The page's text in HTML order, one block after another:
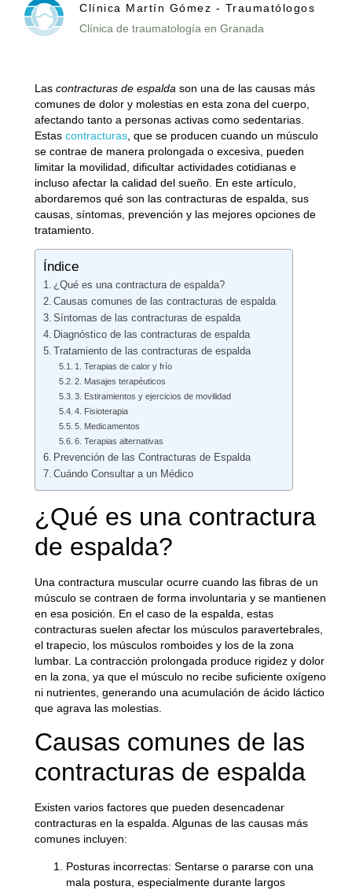
Clínica Martín Gómez - Traumatólogos
Clínica de traumatología en Granada
Las contracturas de espalda son una de las causas más
comunes de dolor y molestias en esta zona del cuerpo,
afectando tanto a personas activas como sedentarias.
Estas contracturas, que se producen cuando un músculo
se contrae de manera prolongada o excesiva, pueden
limitar la movilidad, dificultar actividades cotidianas e
incluso afectar la calidad del sueño. En este artículo,
abordaremos qué son las contracturas de espalda, sus
causas, síntomas, prevención y las mejores opciones de
tratamiento.
Índice
¿Qué es una contractura de espalda?
Causas comunes de las contracturas de espalda
Síntomas de las contracturas de espalda
Diagnóstico de las contracturas de espalda
Tratamiento de las contracturas de espalda
1. Terapias de calor y frío
2. Masajes terapéuticos
3. Estiramientos y ejercicios de movilidad
4. Fisioterapia
5. Medicamentos
6. Terapias alternativas
Prevención de las Contracturas de Espalda
Cuándo Consultar a un Médico
¿Qué es una contractura
de espalda?
Una contractura muscular ocurre cuando las fibras de un
músculo se contraen de forma involuntaria y se mantienen
en esa posición. En el caso de la espalda, estas
contracturas suelen afectar los músculos paravertebrales,
el trapecio, los músculos romboides y los de la zona
lumbar. La contracción prolongada produce rigidez y dolor
en la zona, ya que el músculo no recibe suficiente oxígeno
ni nutrientes, generando una acumulación de ácido láctico
que agrava las molestias.
Causas comunes de las
contracturas de espalda
Existen varios factores que pueden desencadenar
contracturas en la espalda. Algunas de las causas más
comunes incluyen:
Posturas incorrectas: Sentarse o pararse con una
mala postura, especialmente durante largos